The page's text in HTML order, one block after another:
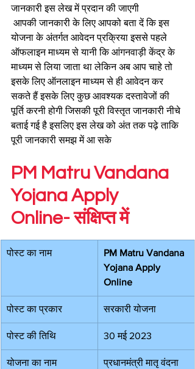
जानकारी इस लेख में प्रदान की जाएगी
आपकी जानकारी के लिए आपको बता दें कि इस
योजना के अंतर्गत आवेदन प्रक्रिया इससे पहले
ऑफलाइन माध्यम से यानी कि आंगनवाड़ी केंद्र के
माध्यम से लिया जाता था लेकिन अब आप चाहे तो
इसके लिए ऑनलाइन माध्यम से ही आवेदन कर
सकते हैं इसके लिए कुछ आवश्यक दस्तावेजों की
पूर्ति करनी होगी जिसकी पूरी विस्तृत जानकारी नीचे
बताई गई है इसलिए इस लेख को अंत तक पढ़े ताकि
पूरी जानकारी समझ में आ सके
PM Matru Vandana
Yojana Apply
Online- संक्षिप्त में
पोस्ट का नाम
PM Matru Vandana
Yojana Apply
Online
पोस्ट का प्रकार सरकारी योजना
पोस्ट की तिथि 30 मई 2023
योजना का नाम
प्रधानमंत्री मातृ वंदना